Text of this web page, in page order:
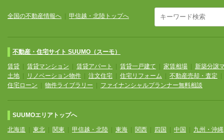
全国の不動産情報へ 甲信越・北陸トップへ
不動産・住宅サイト SUUMO（スーモ）
賃貸 賃貸マンション 賃貸アパート 賃貸一戸建て 家賃相場
新築分譲
土地
リノベーション物件 注文住宅 住宅リフォーム 不動産売却・査定
住宅ローン
物件ライブラリー ファイナンシャルプランナー無料相談
SUUMOエリアトップへ
北海道 東北 関東 甲信越・北陸 東海 関西 四国 中国 九州・沖縄